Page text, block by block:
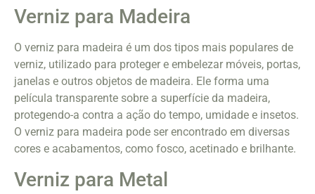
Verniz para Madeira
O verniz para madeira é um dos tipos mais populares de
verniz, utilizado para proteger e embelezar móveis, portas,
janelas e outros objetos de madeira. Ele forma uma
película transparente sobre a superfície da madeira,
protegendo-a contra a ação do tempo, umidade e insetos.
O verniz para madeira pode ser encontrado em diversas
cores e acabamentos, como fosco, acetinado e brilhante.
Verniz para Metal